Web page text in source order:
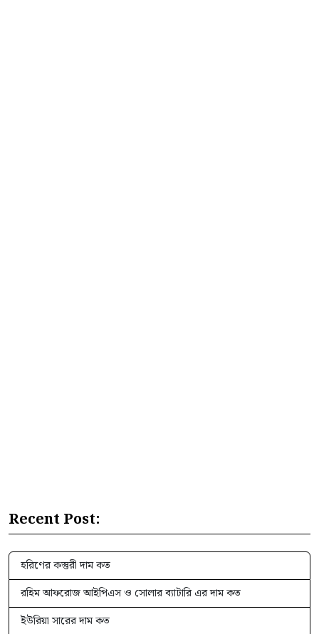
Recent Post:
হরিণের কস্তুরী দাম কত
রহিম আফরোজ আইপিএস ও সোলার ব্যাটারি এর দাম কত
ইউরিয়া সারের দাম কত